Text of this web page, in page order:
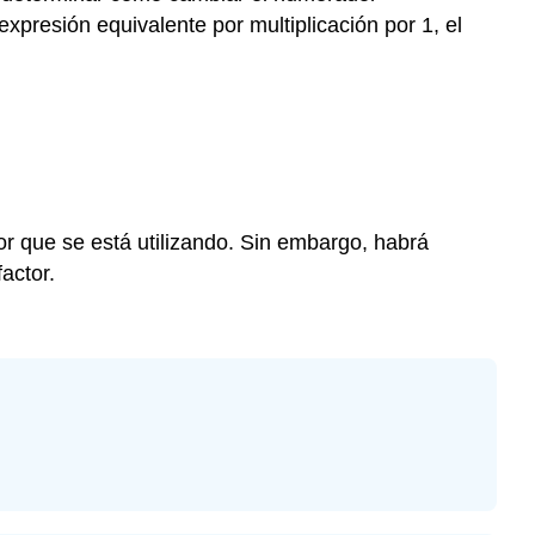
práctica\
práctica\
equivalente por multiplicación por 1, el
que se está utilizando. Sin embargo, habrá